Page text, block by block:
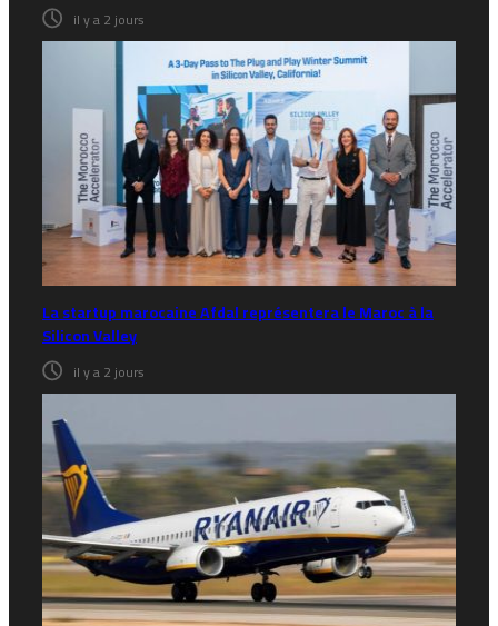
il y a 2 jours
La startup marocaine Afdal représentera le Maroc à la
Silicon Valley
il y a 2 jours